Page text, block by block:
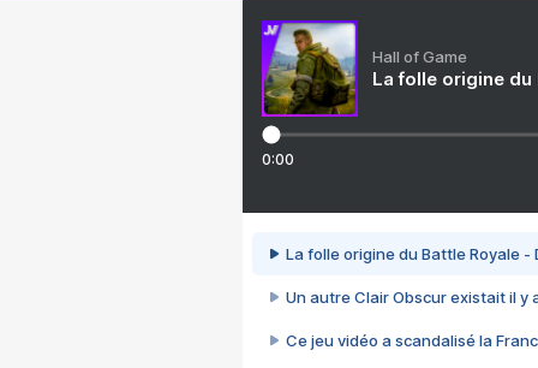
Hall of Game
La folle origine du
0:00
La folle origine du Battle Royale -
Un autre Clair Obscur existait il y
Ce jeu vidéo a scandalisé la